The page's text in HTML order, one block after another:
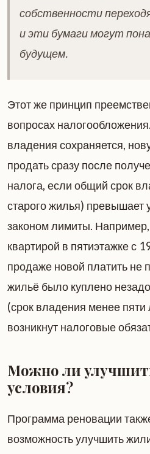
собственности
и эти бумаги могут
будущем.
Этот же принцип
вопросах
владения сохраняется,
продать сразу после
налога, если общий срок
старого жилья) превышает
законом лимиты.
квартирой в пятиэтажке с
продаже новой платить не
жильё было куплено
(срок владения менее
возникнут налоговые
Можно ли
условия?
Программа реновации
возможность улучшить